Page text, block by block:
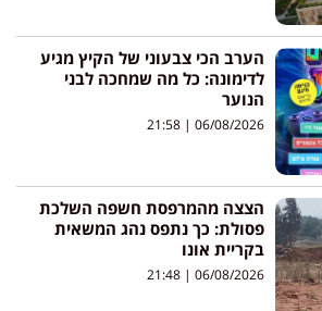
הערב הכי צבעוני של הקיץ מגיע
לדימונה: כל מה שמחכה לבני
הנוער
06/08/2026
הצצה מהמרפסת חשפה השלכת
פסולת: כך נתפס נהג המשאית
בקריית אונו
06/08/2026